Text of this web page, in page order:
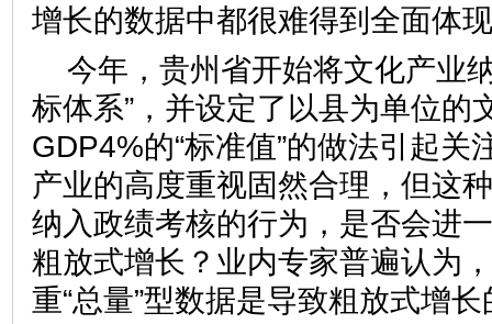
增长的数据中都很难得到全面
今年，贵州省开始将文化产业
标体系”，并设定了以县为单位的
GDP4%的“标准值”的做法引起关
产业的高度重视固然合理，但这
纳入政绩考核的行为，是否会进
粗放式增长？业内专家普遍认为
重“总量”型数据是导致粗放式